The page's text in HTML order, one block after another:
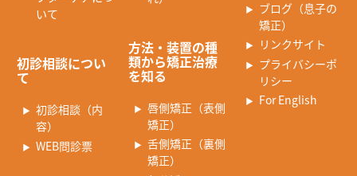
いて
初診相談につい
て
初診相談（内
容）
WEB問診票
方法・装置の種
類から矯正治療
を知る
唇側矯正（表側
矯正）
舌側矯正（裏側
矯正）
ブログ（息子の
矯正）
リンクサイト
プライバシーポ
リシー
For English